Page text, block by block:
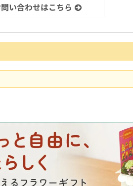
い合わせはこちら